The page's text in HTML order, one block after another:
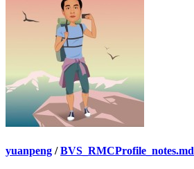
yuanpeng / BVS_RMCProfile_notes.md